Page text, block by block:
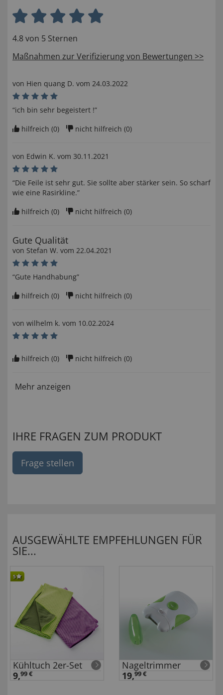
4.8 von 5 Sternen
Maßnahmen zur Verifizierung von Bewertungen >>
von Hien quang D. vom 24.03.2022
“ich bin sehr begeistert !”
hilfreich (0) nicht hilfreich (0)
von Edwin K. vom 30.11.2021
“Die Feile ist sehr gut. Sie sollte aber stärker sein. So scharf
wie eine Rasirkline.”
hilfreich (0) nicht hilfreich (0)
Gute Qualität
von Stefan W. vom 22.04.2021
“Gute Handhabung”
hilfreich (0) nicht hilfreich (0)
von wilhelm k. vom 10.02.2024
hilfreich (0) nicht hilfreich (0)
Mehr anzeigen
IHRE FRAGEN ZUM PRODUKT
Frage stellen
AUSGEWÄHLTE EMPFEHLUNGEN FÜR
SIE...
5
Kühltuch 2er-Set
9,99 €
Nageltrimmer
19,99 €